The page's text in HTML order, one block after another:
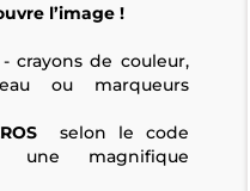
l’image !
de couleur,
ou marqueurs
selon le code
une magnifique